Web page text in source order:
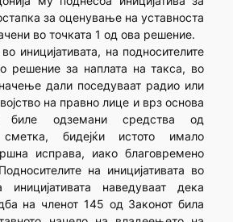
за оценување на уставноста
во точката 1 од ова решение.
иницијативата, на подносителите
решение за наплата на такса, во
дали поседуваат радио или
на правно лице и врз основа
одземани средства од
сметка, бидејќи истото имало
исправа, иако благовремено
на иницијативата во
иницијативата наведуваат дека
на членот 145 од Законот била